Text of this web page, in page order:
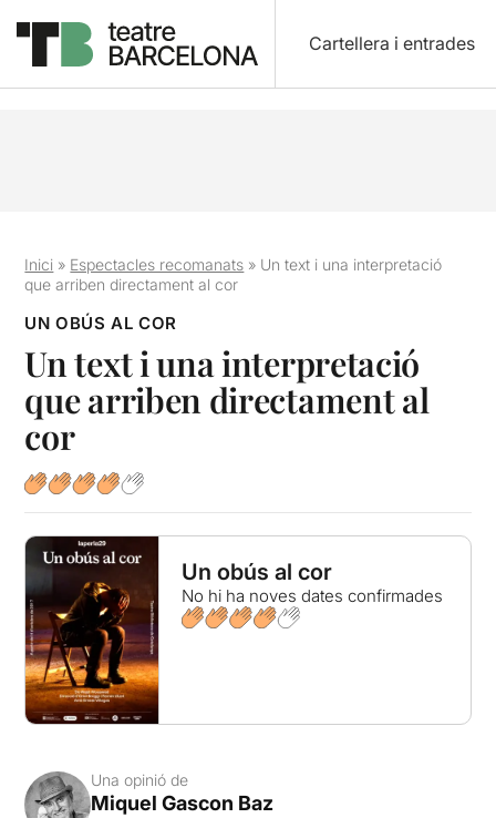
Cartellera i entrades
Inici » Espectacles recomanats » Un text i una interpretació
que arriben directament al cor
UN OBÚS AL COR
Un text i una interpretació
que arriben directament al
cor
Un obús al cor
No hi ha noves dates confirmades
Una opinió de
Miquel Gascon Baz